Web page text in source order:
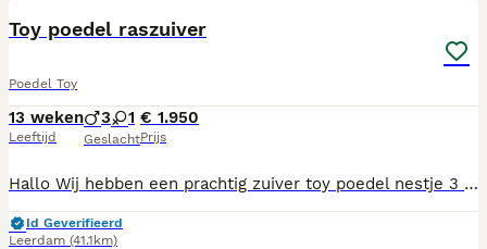
Toy poedel raszuiver
Poedel Toy
13 weken
Leeftijd
3 1
Geslacht
€ 1.950
Prijs
Hallo Wij hebben een prachtig zuiver toy poedel nestje 3 reutjes 1 teefje Geboren op 3 mei 2026 Abricoos rood 🧡❤️ Ontwormd gevaccineerd volgens schema Gechipt Gezondsheid check Pups groeien op in een groot gezin met kinderen van verschillende leeftijden Kippen konijnen honden We socialiseren door te wandelen , speeltuintjes , markt , basis scholen , zodoende komen ze met veel kinderen en mensen in aanmerking Trimsalon zijn ze gewend Zinderlijkheid gaat super goed Eten brokjes acana Bench traning geven we dus dat zijn ze ook gewend Ouders zijn allebei aanwezig zijn in het bezit van een fci stamboom En allebei getest op dna , patella , evco ( ogen ) Kortom een goede basis Heb je intresse stuur gerust berichtje Groetjes
Id Geverifieerd
Leerdam (41.1km)